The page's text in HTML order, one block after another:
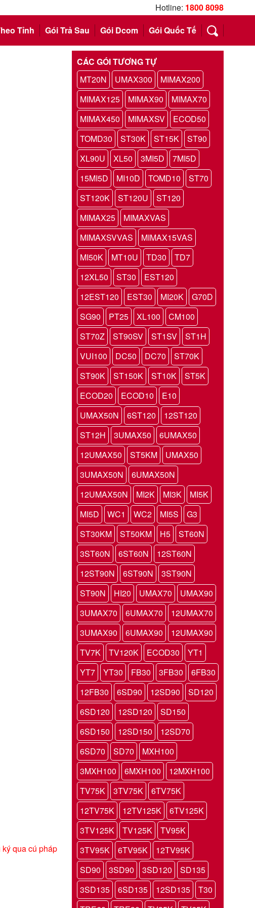
Hotline: 1800 8098
Tỉnh Gói Trả Sau Gói Dcom Gói Quốc Tế
qua cú pháp
CÁC GÓI TƯƠNG TỰ
MT20N
UMAX300
MIMAX200
MIMAX125
MIMAX90
MIMAX70
MIMAX450
MIMAXSV
ECOD50
TOMD30
ST30K ST15K
ST90
XL90U
XL50 3MI5D
7MI5D
15MI5D
MI10D TOMD10
ST70
ST120K
ST120U
ST120
MIMAX25
MIMAXVAS
MIMAXSVVAS
MIMAX15VAS
MI50K
MT10U TD30
TD7
12XL50
ST30
EST120
12EST120
EST30 MI20K
G70D
SG90
PT25 XL100
CM100
ST70Z
ST90SV ST1SV
ST1H
VUI100
DC50 DC70
ST70K
ST90K
ST150K ST10K
ST5K
ECOD20
ECOD10
E10
UMAX50N
6ST120
12ST120
ST12H
3UMAX50
6UMAX50
12UMAX50
ST5KM
UMAX50
3UMAX50N
6UMAX50N
12UMAX50N
MI2K MI3K
MI5K
MI5D
WC1 WC2 MI5S
G3
ST30KM
ST50KM H5
ST60N
3ST60N
6ST60N
12ST60N
12ST90N
6ST90N
3ST90N
ST90N
HI20 UMAX70
UMAX90
3UMAX70
6UMAX70
12UMAX70
3UMAX90
6UMAX90
12UMAX90
TV7K
TV120K ECOD30
YT1
YT7
YT30 FB30 3FB30
6FB30
12FB30
6SD90 12SD90
SD120
6SD120
12SD120
SD150
6SD150
12SD150
12SD70
6SD70
SD70
MXH100
3MXH100
6MXH100
12MXH100
TV75K
3TV75K
6TV75K
12TV75K
12TV125K
6TV125K
3TV125K
TV125K
TV95K
3TV95K
6TV95K
12TV95K
SD90
3SD90 3SD120
SD135
3SD135
6SD135 12SD135
T30